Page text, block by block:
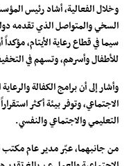
وخلال الفعالية، أشاد رئيس
السخي والمتواصل الذي تقدمه
سيما في قطاع رعاية الأيتام،
للأطفال وأسرهم، وتسهم في
وأشار إلى أن برامج الكفالة
الاجتماعي، وتوفر بيئة أكثر
التعليمي والاجتماعي والنفسي.
من جانبهما، عبّر مدير عام مكتب